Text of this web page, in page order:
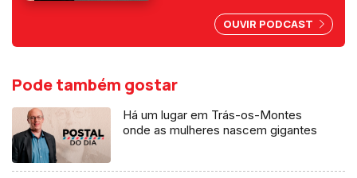
OUVIR PODCAST
Pode também gostar
Há um lugar em Trás-os-Montes
onde as mulheres nascem gigantes